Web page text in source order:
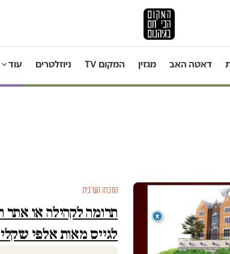
דאטה האב מגזין המקום TV ניוזלטרים עוד
החברה הערבית
תרומה לקהילה או
לגייס מאות אלפי